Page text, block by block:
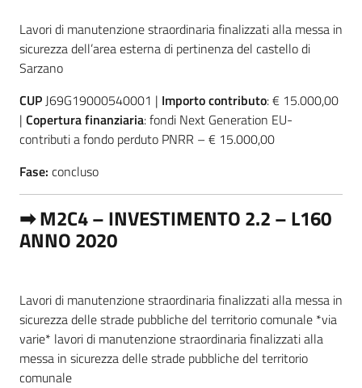
Lavori di manutenzione straordinaria finalizzati alla messa in
sicurezza dell’area esterna di pertinenza del castello di
Sarzano
CUPJ69G19000540001 | Importo contributo: € 15.000,00
| Copertura finanziaria: fondi Next Generation EU-
contributi a fondo perduto PNRR – € 15.000,00
Fase: concluso
➡ M2C4 – INVESTIMENTO 2.2 – L160
ANNO 2020
Lavori di manutenzione straordinaria finalizzati alla messa in
sicurezza delle strade pubbliche del territorio comunale *via
varie* lavori di manutenzione straordinaria finalizzati alla
messa in sicurezza delle strade pubbliche del territorio
comunale